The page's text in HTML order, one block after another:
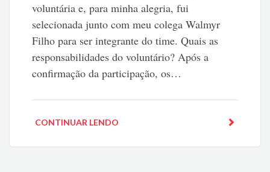
voluntária e, para minha alegria, fui
selecionada junto com meu colega Walmyr
Filho para ser integrante do time. Quais as
responsabilidades do voluntário? Após a
confirmação da participação, os…
CONTINUAR LENDO